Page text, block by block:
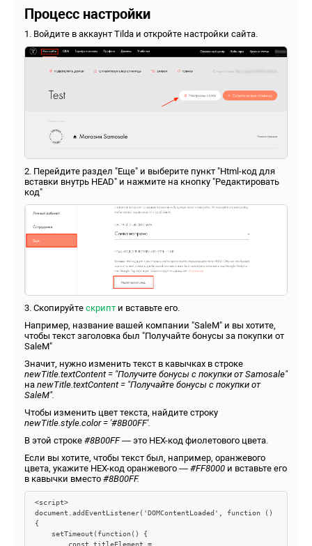
Процесс настройки
1. Войдите в аккаунт Tilda и откройте настройки сайта.
2. Перейдите раздел "Еще" и выберите пункт "Html-код для
вставки внутрь HEAD" и нажмите на кнопку "Редактировать
код"
3. Скопируйте скрипт и вставьте его.
Например, название вашей компании "SaleM" и вы хотите,
чтобы текст заголовка был "Получайте бонусы за покупки от
SaleM"
Значит, нужно изменить текст в кавычках в строке
newTitle.textContent = "Получите бонусы с покупки от Samosale"
на newTitle.textContent = "Получайте бонусы с покупки от
SaleM".
Чтобы изменить цвет текста, найдите строку
newTitle.style.color = '#8B00FF'.
В этой строке #8B00FF— это HEX-код фиолетового цвета.
Если вы хотите, чтобы текст был, например, оранжевого
цвета, укажите HEX-код оранжевого — #FF8000 и вставьте его
в кавычки вместо #8B00FF.
<script>
document.addEventListener('DOMContentLoaded', function ()
{